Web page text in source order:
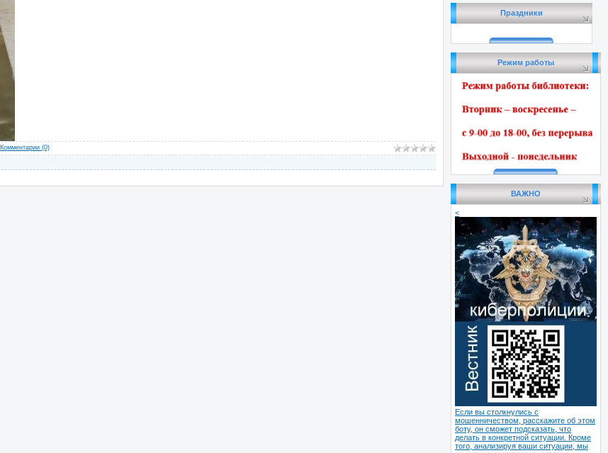
Комментарии (0)
Праздники
Режим работы
ВАЖНО
<
Если вы столкнулись с
мошенничеством, расскажите об этом
боту, он сможет подсказать, что
делать в конкретной ситуации. Кроме
того, анализируя ваши ситуации, мы